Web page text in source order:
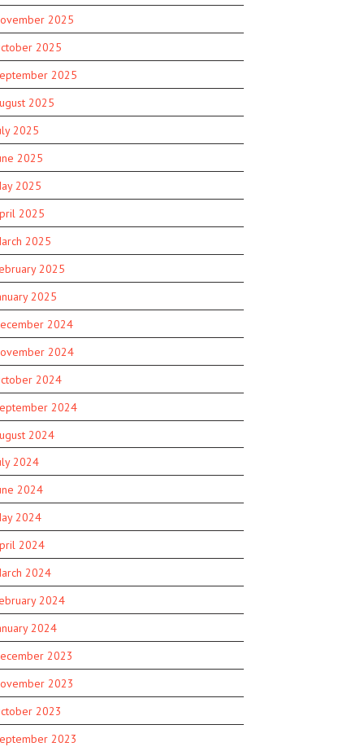
2025
2025
2025
2025
2025
2025
2025
2025
2025
2025
2025
2024
2024
2024
2024
2024
2024
2024
2024
2024
2024
2024
2024
2023
2023
2023
2023